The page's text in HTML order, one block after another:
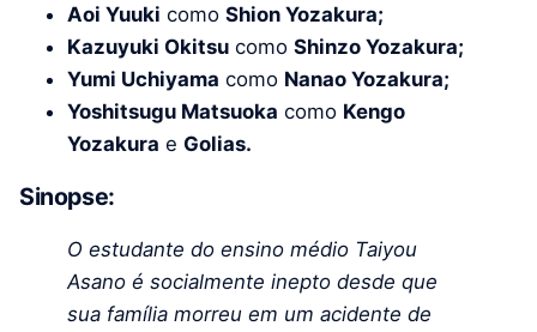
Aoi Yuuki como Shion Yozakura;
Kazuyuki Okitsu como Shinzo Yozakura;
Yumi Uchiyama como Nanao Yozakura;
Yoshitsugu Matsuoka como Kengo
Yozakura e Golias.
Sinopse:
O estudante do ensino médio Taiyou
Asano é socialmente inepto desde que
sua família morreu em um acidente de